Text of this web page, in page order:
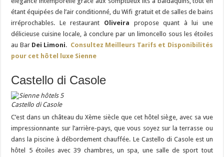
étant équipées de l’air conditionné, du Wifi gratuit et de salles de bains
irréprochables. Le restaurant Oliveira propose quant à lui une
délicieuse cuisine locale, à conclure par un limoncello sous les étoiles
au Bar Dei Limoni. Consultez Meilleurs Tarifs et Disponibilités
pour cet hôtel luxe Sienne
Castello di Casole
Castello di Casole
C’est dans un château du Xème siècle que cet hôtel siège, avec sa vue
impressionnante sur l’arrière-pays, que vous soyez sur la terrasse ou
dans la piscine à débordement chauffée. Le Castello di Casole est un
hôtel 5 étoiles avec 39 chambres, un spa, une salle de sport tout